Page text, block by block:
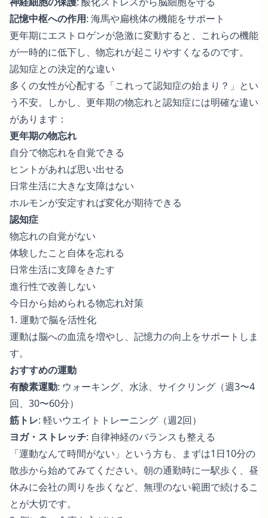
記憶中枢への作用: 海馬や扁桃体の機能をサポート
更年期にエストロゲンが急激に変動すると、これらの機能
が一時的に低下し、物忘れが起こりやすくなるのです。
認知症との決定的な違い
多くの女性が心配する「これって認知症の始まり？」とい
う不安。しかし、更年期の物忘れと認知症には明確な違い
があります：
更年期の物忘れ
自分で物忘れを自覚できる
ヒントがあれば思い出せる
日常生活に大きな支障はない
ホルモンが安定すれば変化が期待できる
認知症
物忘れの自覚がない
体験したこと自体を忘れる
日常生活に支障をきたす
進行性で改善しない
今日から始められる物忘れ対策
1. 運動で脳を活性化
運動は脳への血流を増やし、記憶力の向上をサポートしま
す。
おすすめの運動
有酸素運動: ウォーキング、水泳、サイクリング（週3〜4
回、30〜60分）
筋トレ: 軽いウエイトトレーニング（週2回）
ヨガ・ストレッチ: 自律神経のバランスも整える
「運動なんて時間がない」という方も、まずは1日10分の
散歩から始めてみてください。朝の通勤時に一駅歩く、昼
休みに会社の周りを歩くなど、無理のない範囲で続けるこ
とが大切です。